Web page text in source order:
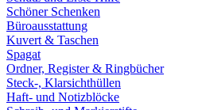
Schöner Schenken
Büroausstattung
Kuvert & Taschen
Spagat
Ordner, Register & Ringbücher
Steck-, Klarsichthüllen
Haft- und Notizblöcke